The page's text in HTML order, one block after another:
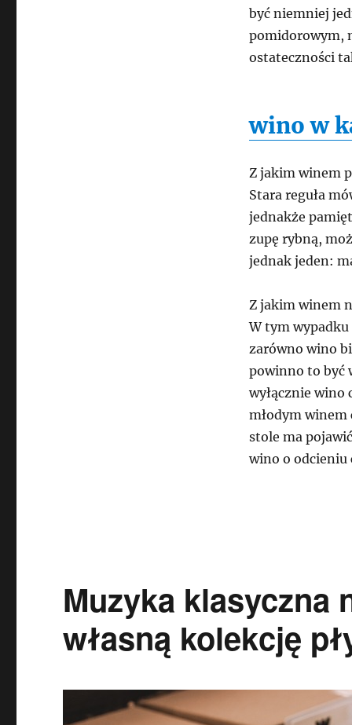
być niemniej
pomidorowym,
ostateczności
wino w
Z jakim winem
Stara reguła
jednakże
zupę rybną,
jednak jeden:
Z jakim winem
W tym wypadku
zarówno wino
powinno to być
wyłącznie wino
młodym winem
stole ma
wino o odcieniu
Muzyka klasyczna
własną kolekcję